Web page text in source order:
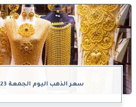
سعر الذهب اليوم الجمعة 23 فبراير 2024